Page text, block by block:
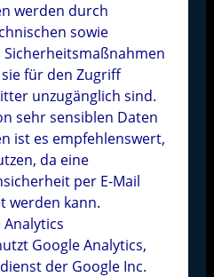
werden durch
sowie
für den Zugriff
unzugänglich sind.
sehr sensiblen Daten
ist es empfehlenswert,
da eine
per E-Mail
werden kann.
Analytics
Google Analytics,
der Google Inc.